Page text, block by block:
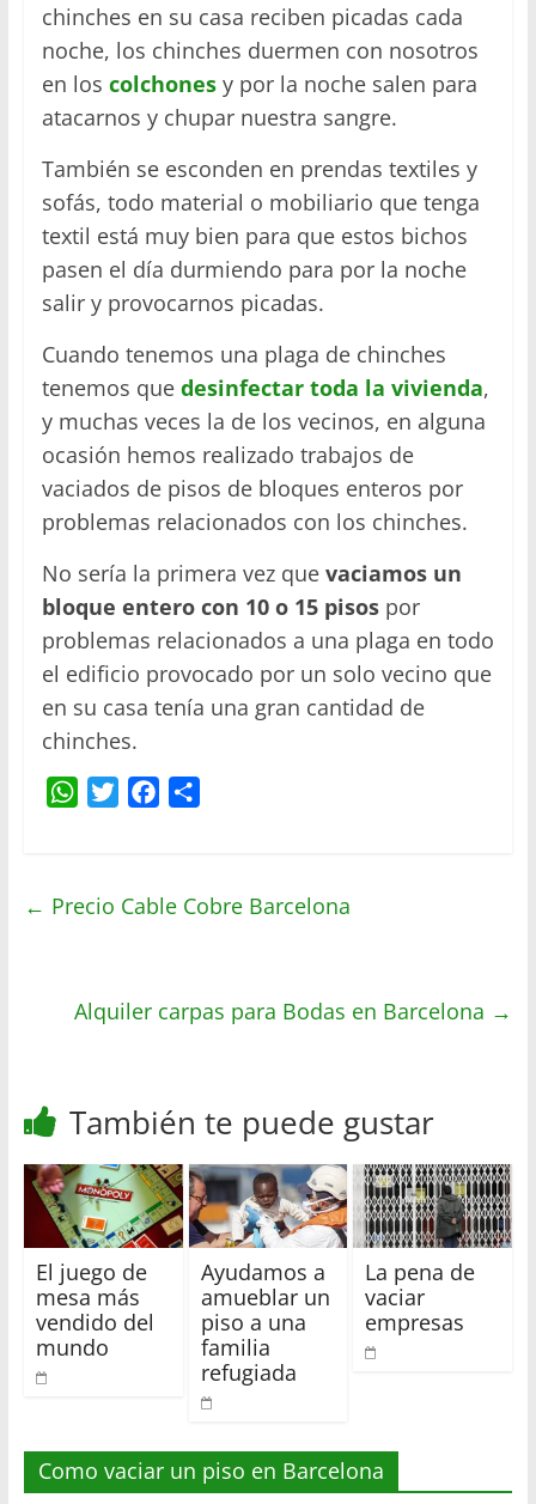
chinches en su casa reciben picadas cada
noche, los chinches duermen con nosotros
en los colchonesy por la noche salen para
atacarnos y chupar nuestra sangre.
También se esconden en prendas textiles y
sofás, todo material o mobiliario que tenga
textil está muy bien para que estos bichos
pasen el día durmiendo para por la noche
salir y provocarnos picadas.
Cuando tenemos una plaga de chinches
tenemos que desinfectar toda la vivienda,
y muchas veces la de los vecinos, en alguna
ocasión hemos realizado trabajos de
vaciados de pisos de bloques enteros por
problemas relacionados con los chinches.
No sería la primera vez que vaciamos un
bloque entero con 10 o 15 pisospor
problemas relacionados a una plaga en todo
el edificio provocado por un solo vecino que
en su casa tenía una gran cantidad de
chinches.
W
s
p
t
b
k
a
i
← Precio Cable Cobre Barcelona
Alquiler carpas para Bodas en Barcelona →
También te puede gustar
El juego de
mesa más
vendido del
mundo
Ayudamos a
amueblar un
piso a una
familia
refugiada
La pena de
vaciar
empresas
Como vaciar un piso en Barcelona